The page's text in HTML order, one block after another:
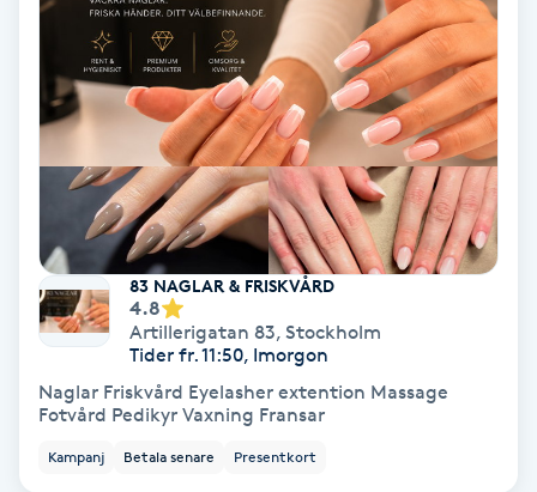
Gruppträning
Gua Sha-massage
Hatha Yoga
Headspa
Healing
83 NAGLAR & FRISKVÅRD
4.8
Artillerigatan 83, Stockholm
Tider fr. 11:50, Imorgon
Naglar Friskvård Eyelasher extention Massage
Fotvård Pedikyr Vaxning Fransar
Kampanj Betala senare Presentkort